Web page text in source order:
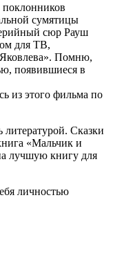
поклонников
сумятицы
сюр Рауш
для ТВ,
Помню,
появившиеся в
из этого фильма по
Сказки
«Мальчик и
лучшую книгу для
личностью